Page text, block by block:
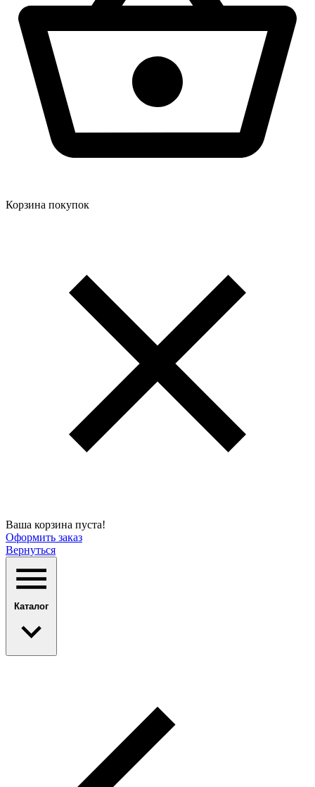
Корзина покупок
Ваша корзина пуста!
Оформить заказ
Вернуться
Каталог